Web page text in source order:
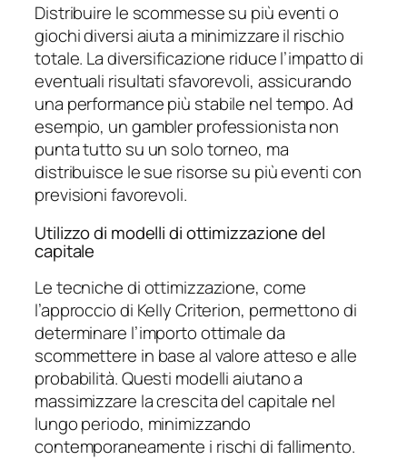
Distribuire le scommesse su più eventi o
giochi diversi aiuta a minimizzare il rischio
totale. La diversificazione riduce l’impatto di
eventuali risultati sfavorevoli, assicurando
una performance più stabile nel tempo. Ad
esempio, un gambler professionista non
punta tutto su un solo torneo, ma
distribuisce le sue risorse su più eventi con
previsioni favorevoli.
Utilizzo di modelli di ottimizzazione del
capitale
Le tecniche di ottimizzazione, come
l’approccio di Kelly Criterion, permettono di
determinare l’importo ottimale da
scommettere in base al valore atteso e alle
probabilità. Questi modelli aiutano a
massimizzare la crescita del capitale nel
lungo periodo, minimizzando
contemporaneamente i rischi di fallimento.